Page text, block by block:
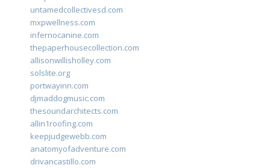
untamedcollectivesd.com
mxpwellness.com
infernocanine.com
thepaperhousecollection.com
allisonwillisholley.com
solslite.org
portwayinn.com
djmaddogmusic.com
thesoundarchitects.com
allin1roofing.com
keepjudgewebb.com
anatomyofadventure.com
drivancastillo.com